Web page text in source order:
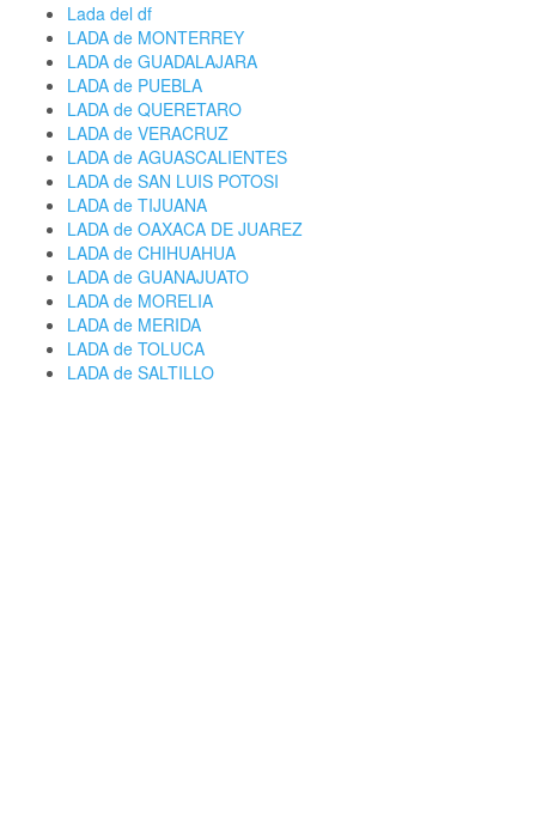
Lada del df
LADA de MONTERREY
LADA de GUADALAJARA
LADA de PUEBLA
LADA de QUERETARO
LADA de VERACRUZ
LADA de AGUASCALIENTES
LADA de SAN LUIS POTOSI
LADA de TIJUANA
LADA de OAXACA DE JUAREZ
LADA de CHIHUAHUA
LADA de GUANAJUATO
LADA de MORELIA
LADA de MERIDA
LADA de TOLUCA
LADA de SALTILLO